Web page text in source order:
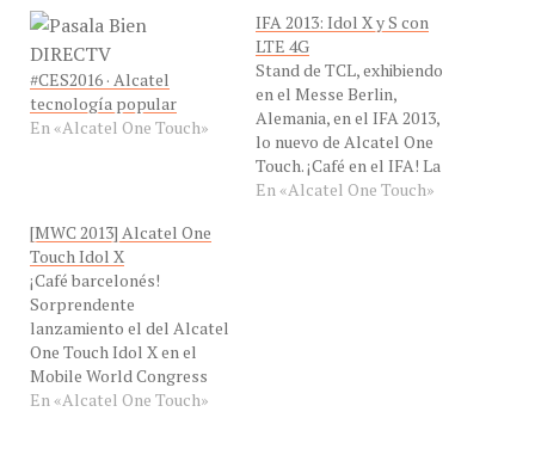
#CES2016 · Alcatel
tecnología popular
En «Alcatel One Touch»
LTE 4G
Stand de TCL, exhibiendo
en el Messe Berlin,
Alemania, en el IFA 2013,
lo nuevo de Alcatel One
Touch. ¡Café en el IFA! La
marca ALCATEL ONE
TOUCH, presentó nuevos
En «Alcatel One Touch»
Touch Idol X
¡Café barcelonés!
Sorprendente
lanzamiento el del Alcatel
One Touch Idol X en el
Mobile World Congress
2013 y le ha robado el
show a Samsung, que sólo
En «Alcatel One Touch»